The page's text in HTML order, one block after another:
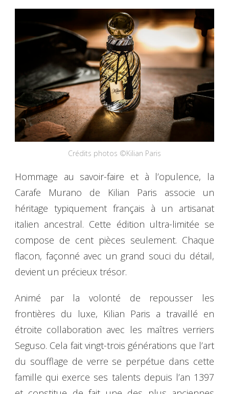
Crédits photos ©Kilian Paris
Hommage au savoir-faire et à l’opulence, la
Carafe Murano de Kilian Paris associe un
héritage typiquement français à un artisanat
italien ancestral. Cette édition ultra-limitée se
compose de cent pièces seulement. Chaque
flacon, façonné avec un grand souci du détail,
devient un précieux trésor.
Animé par la volonté de repousser les
frontières du luxe, Kilian Paris a travaillé en
étroite collaboration avec les maîtres verriers
Seguso. Cela fait vingt-trois générations que l’art
du soufflage de verre se perpétue dans cette
famille qui exerce ses talents depuis l’an 1397